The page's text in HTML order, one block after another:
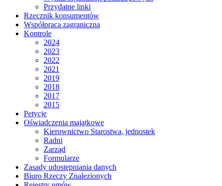
Przydatne linki
Rzecznik konsumentów
Współpraca zagraniczna
Kontrole
2024
2023
2022
2021
2019
2018
2017
2015
Petycje
Oświadczenia majątkowe
Kierownictwo Starostwa, jednostek
Radni
Zarząd
Formularze
Zasady udostępniania danych
Biuro Rzeczy Znalezionych